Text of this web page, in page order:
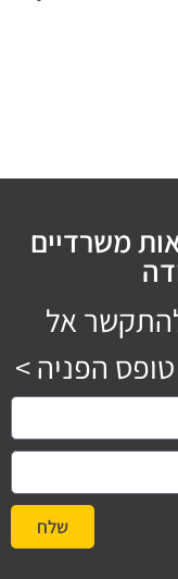
משרדיים
אל
הפניה >
שלח